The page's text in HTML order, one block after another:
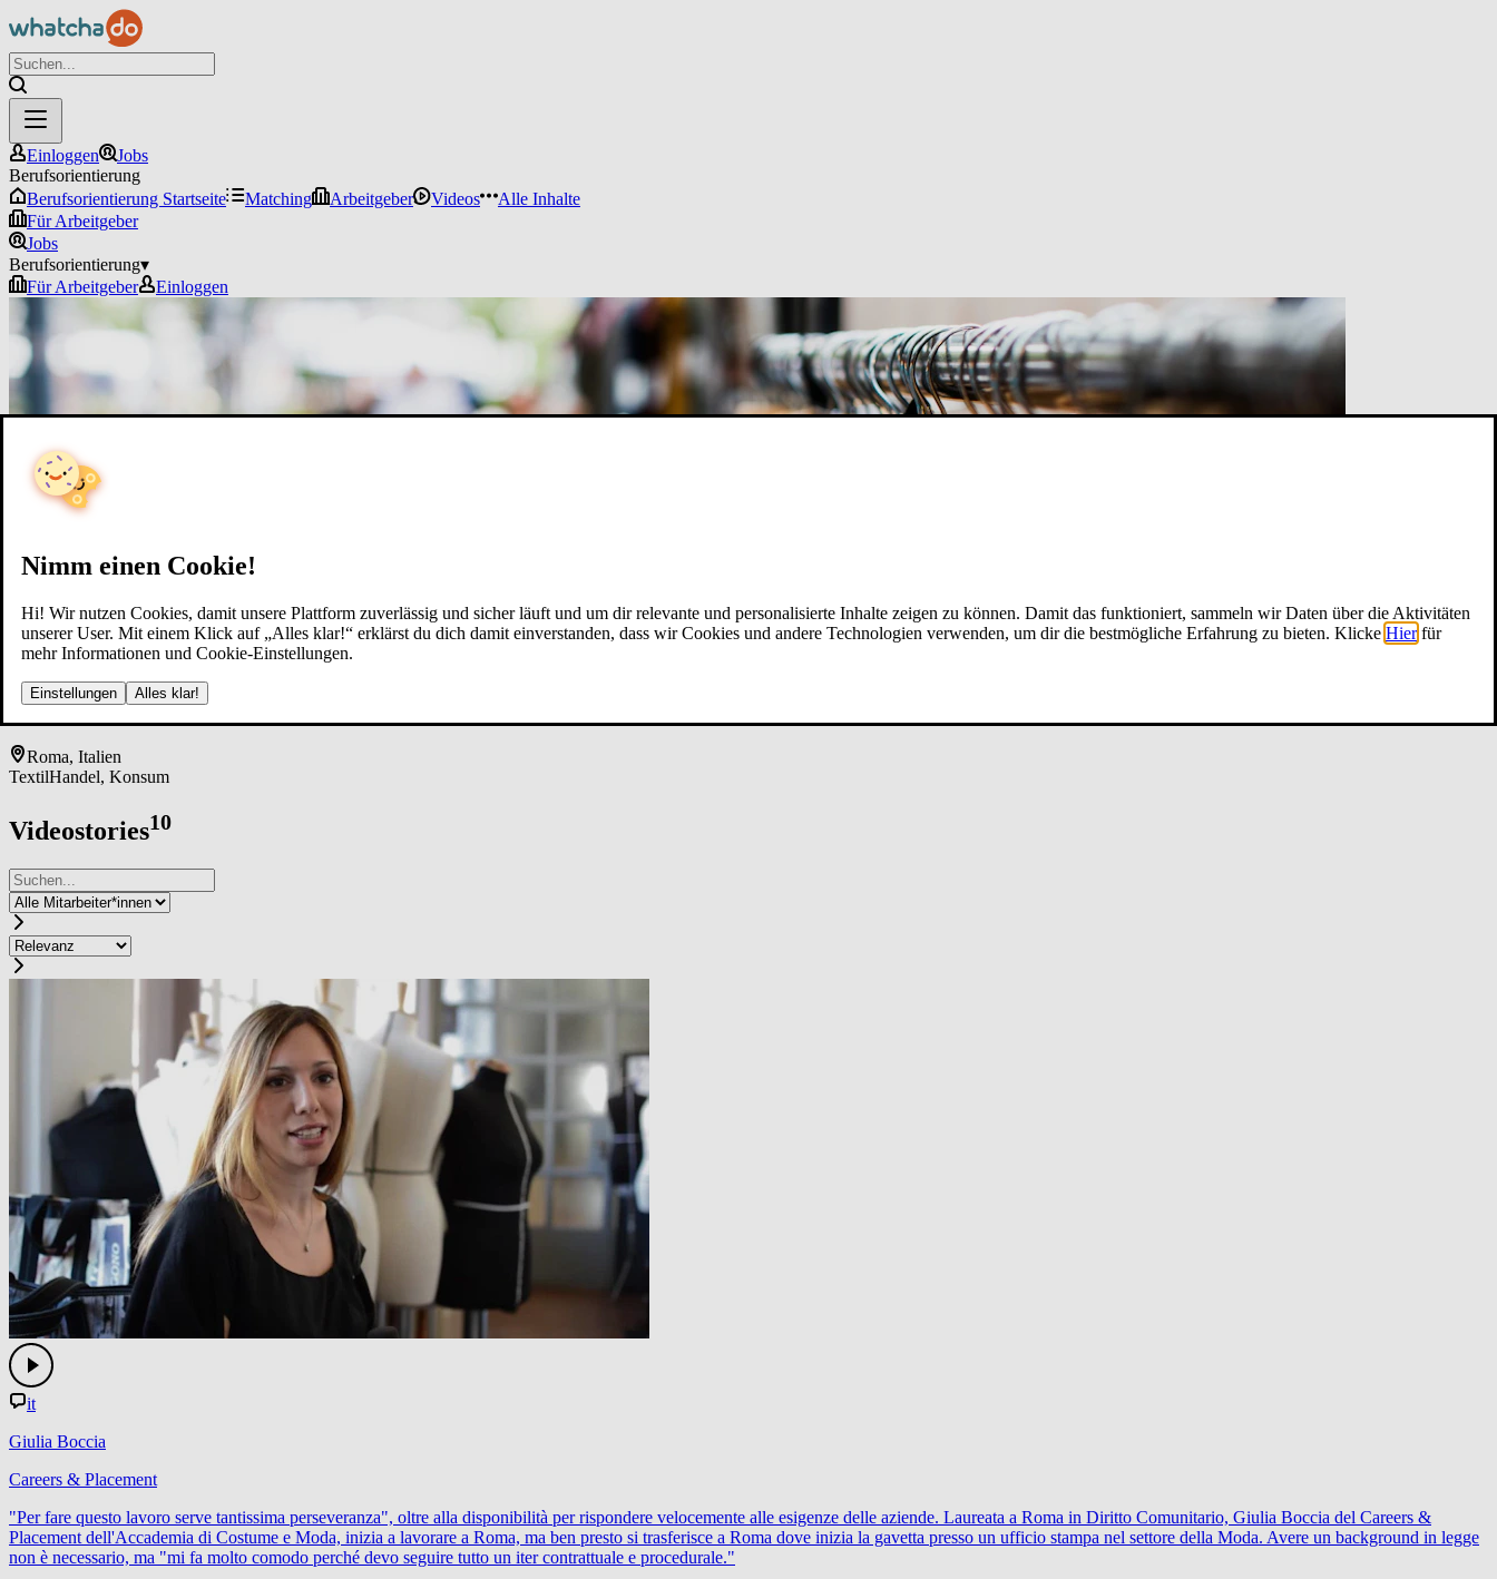
Nimm einen Cookie!
Hi! Wir nutzen Cookies, damit unsere Plattform zuverlässig und sicher läuft und um dir relevante und personalisierte Inhalte zeigen zu können. Damit das funktioniert, sammeln wir Daten über die Aktivitäten
unserer User. Mit einem Klick auf „Alles klar!“ erklärst du dich damit einverstanden, dass wir Cookies und andere Technologien verwenden, um dir die bestmögliche Erfahrung zu bieten. Klicke Hier für
mehr Informationen und Cookie-Einstellungen.
Einstellungen Alles klar!
Einloggen
Jobs
Berufsorientierung
Berufsorientierung Startseite
Matching Arbeitgeber Videos
Alle Inhalte
Für Arbeitgeber
Jobs
Berufsorientierung▾
Für Arbeitgeber
Einloggen
Ac­ca­de­mi­a ­Cos­tu­me & ­Mo­da
Roma, Italien
TextilHandel, Konsum
Videostories10
it
Giulia Boccia
Careers & Placement
"Per fare questo lavoro serve tantissima perseveranza", oltre alla disponibilità per rispondere velocemente alle esigenze delle aziende. Laureata a Roma in Diritto Comunitario, Giulia Boccia del Careers &
Placement dell'Accademia di Costume e Moda, inizia a lavorare a Roma, ma ben presto si trasferisce a Roma dove inizia la gavetta presso un ufficio stampa nel settore della Moda. Avere un background in legge
non è necessario, ma "mi fa molto comodo perché devo seguire tutto un iter contrattuale e procedurale."